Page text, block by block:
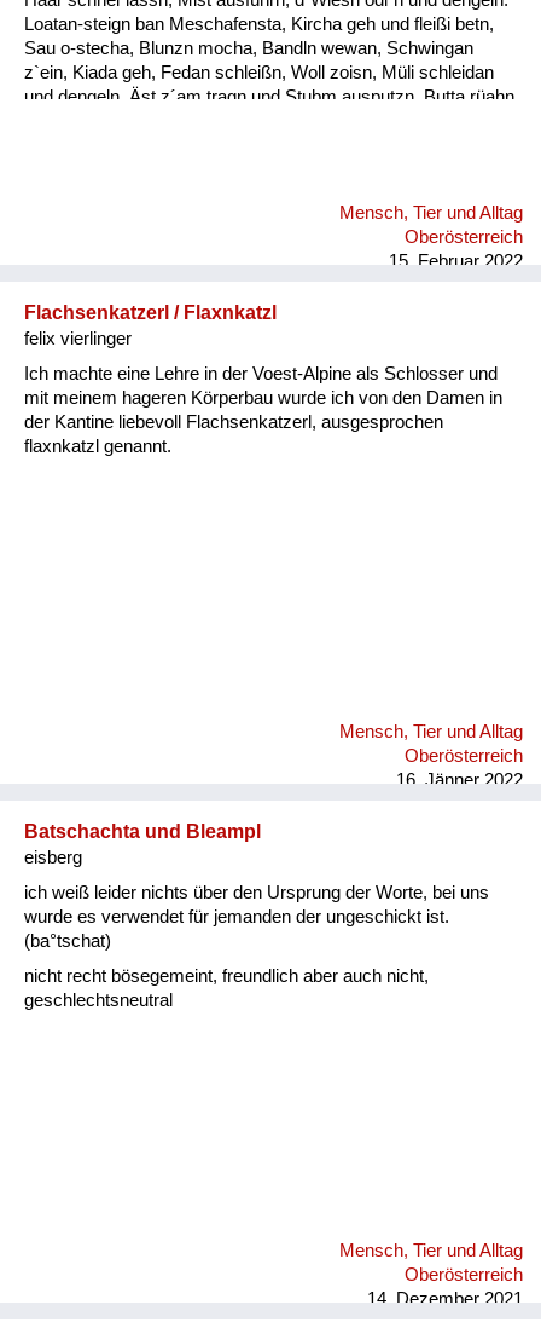
Loatan-steign ban Meschafensta, Kircha geh und fleißi betn,
Sau o-stecha, Blunzn mocha, Bandln wewan, Schwingan
z`ein, Kiada geh, Fedan schleißn, Woll zoisn, Müli schleidan
und dengeln. Äst z´am tragn und Stubm ausputzn, Butta rüahn
z´lacha, da kimmt ma kam zan Kinamocha. Da Herbst klopft
langsam a, d´Schwalbm fliagn scho davo, wann glei da
Mensch, Tier und Alltag
Oberösterreich
15. Februar 2022
Flachsenkatzerl / Flaxnkatzl
felix vierlinger
Ich machte eine Lehre in der Voest-Alpine als Schlosser und
mit meinem hageren Körperbau wurde ich von den Damen in
der Kantine liebevoll Flachsenkatzerl, ausgesprochen
flaxnkatzl genannt.
Mensch, Tier und Alltag
Oberösterreich
16. Jänner 2022
Batschachta und Bleampl
eisberg
ich weiß leider nichts über den Ursprung der Worte, bei uns
wurde es verwendet für jemanden der ungeschickt ist.
(ba°tschat)
nicht recht bösegemeint, freundlich aber auch nicht,
geschlechtsneutral
Mensch, Tier und Alltag
Oberösterreich
14. Dezember 2021